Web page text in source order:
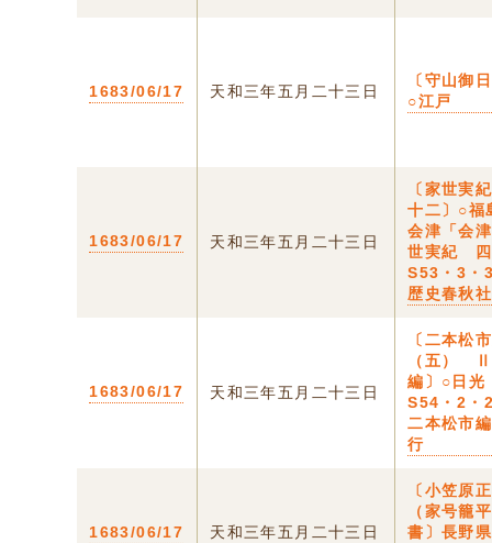
1683/06/17 天和三年五月二十三日
〔守山御
○江戸
1683/06/17 天和三年五月二十三日
〔家世実
十二〕○福
会津「会
世実紀
S53・3
歴史春秋社
1683/06/17 天和三年五月二十三日
〔二本松
（五） Ⅱ
編〕○日光
S54・2
二本松市
行
1683/06/17 天和三年五月二十三日
〔小笠原
（家号籠
書〕長野